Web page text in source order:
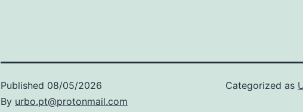
Published 08/05/2026
By urbo.pt@protonmail.com
Categorized as